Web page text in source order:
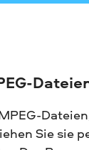
Sie sie